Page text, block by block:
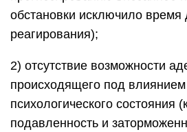
обстановки исключило время
реагирования);
2) отсутствие возможности
происходящего под
психологического состояния
подавленность и